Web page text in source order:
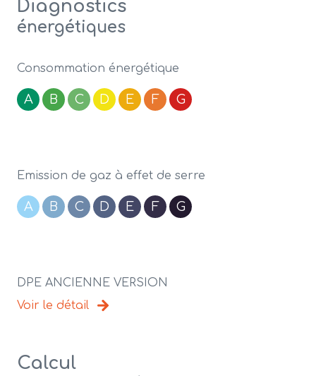
Diagnostics
énergétiques
Consommation énergétique
A B C D E F G
Emission de gaz à effet de serre
A B C D E F G
DPE ANCIENNE VERSION
Voir le détail
Calcul